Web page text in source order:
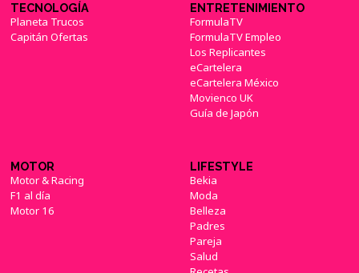
TECNOLOGÍA
Planeta Trucos
Capitán Ofertas
ENTRETENIMIENTO
FormulaTV
FormulaTV Empleo
Los Replicantes
eCartelera
eCartelera México
Movienco UK
Guía de Japón
MOTOR
Motor & Racing
F1 al día
Motor 16
LIFESTYLE
Bekia
Moda
Belleza
Padres
Pareja
Salud